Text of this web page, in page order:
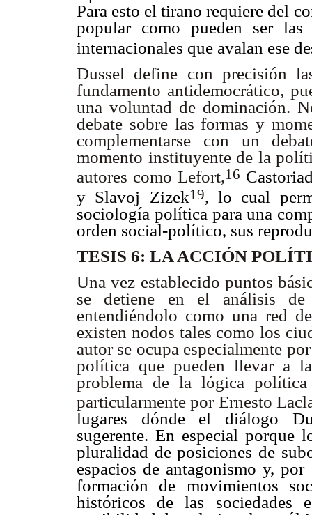
Para esto el tirano requiere del
popular como pueden ser las
internacionales que avalan ese
Dussel define con precisión
fundamento antidemocrático,
una voluntad de dominación.
debate sobre las formas y
complementarse con un
momento instituyente de la
autores como Lefort,16
y Slavoj Zizek19, lo cual
sociología política para una
orden social-político, sus
TESIS 6: LA ACCIÓN
Una vez establecido puntos
se detiene en el análisis
entendiéndolo como una red
existen nodos tales como los
autor se ocupa especialmente
política que pueden llevar a
problema de la lógica
particularmente por Ernesto
lugares dónde el diálogo
sugerente. En especial porque
pluralidad de posiciones de
espacios de antagonismo y,
formación de movimientos
históricos de las sociedades